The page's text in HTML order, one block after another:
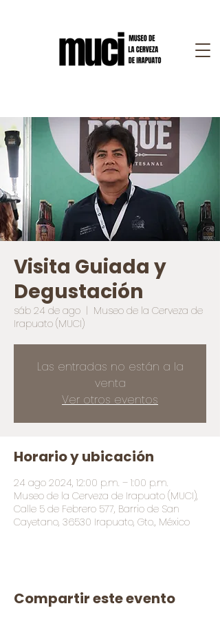
Visita Guiada y
Degustación
sáb 24 de ago
  |
Museo de la Cerveza de
Irapuato (MUCI)
Las entradas no están a la
venta
Ver otros eventos
Horario y ubicación
24 ago 2024, 12:00 p.m. – 1:00 p.m.
Museo de la Cerveza de Irapuato (MUCI),
Calle 5 de Febrero 577, Barrio de San
Cayetano, 36530 Irapuato, Gto., México
Compartir este evento